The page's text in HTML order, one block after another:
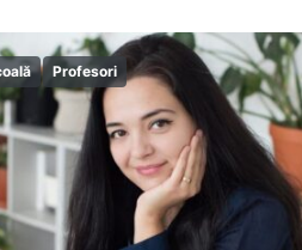
Profesori